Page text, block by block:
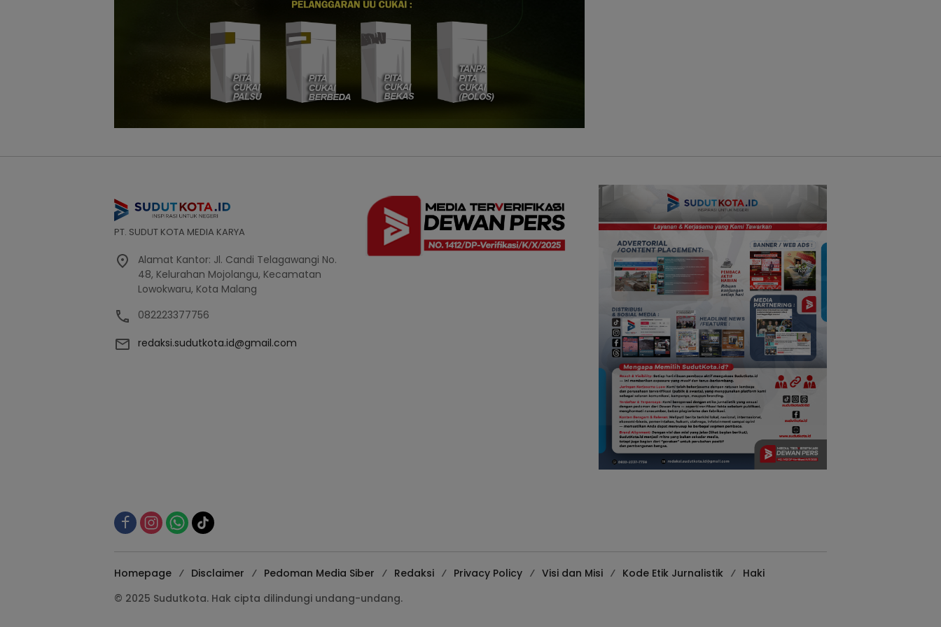
PT. SUDUT KOTA MEDIA KARYA
Alamat Kantor: Jl. Candi Telagawangi No.
48, Kelurahan Mojolangu, Kecamatan
Lowokwaru, Kota Malang
082223377756
redaksi.sudutkota.id@gmail.com
Homepage Disclaimer Pedoman Media Siber Redaksi Privacy Policy Visi dan Misi Kode Etik Jurnalistik
Haki
© 2025 Sudutkota. Hak cipta dilindungi undang-undang.